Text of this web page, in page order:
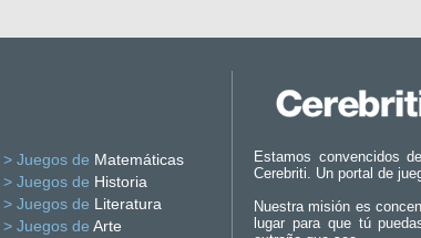
> Juegos de Matemáticas
> Juegos de Historia
> Juegos de Literatura
> Juegos de Arte
Estamos convencidos
Cerebriti. Un portal de
Nuestra misión es
lugar para que tú